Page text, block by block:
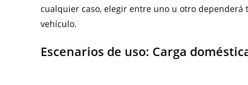
cualquier caso, elegir entre uno u otro
vehículo.
Escenarios de uso: Carga